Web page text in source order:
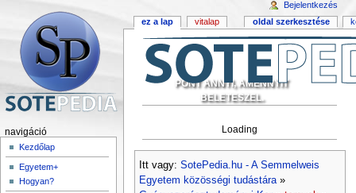
PONT ANNYI, AMENNYIT
BELETESZEL.
Loading
Itt vagy: SotePedia.hu - A Semmelweis
Egyetem közösségi tudástára»
ez a lap vitalap oldal szerkesztése
Bejelentkezés
navigáció
Kezdőlap
Egyetem+
Hogyan?